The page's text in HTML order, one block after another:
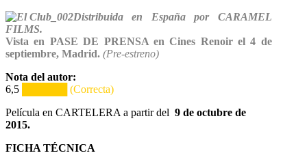
Distribuida en España por CARAMEL
FILMS.
Vista en PASE DE PRENSA en Cines Renoir el 4 de
septiembre, Madrid. (Pre-estreno)
Nota del autor:
6,5
██████ (Correcta)
Película en CARTELERA a partir del 9 de octubre de
2015.
FICHA TÉCNICA